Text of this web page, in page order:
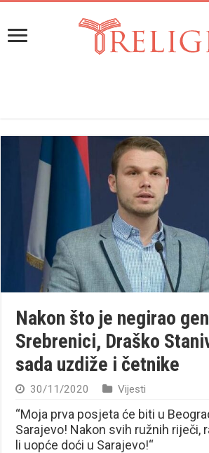
Nakon što je negirao
Srebrenici, Draško
sada uzdiže i četnike
30/11/2020 Vijesti
“Moja prva posjeta će biti u
Sarajevo! Nakon svih ružnih riječi,
li uopće doći u Sarajevo!“